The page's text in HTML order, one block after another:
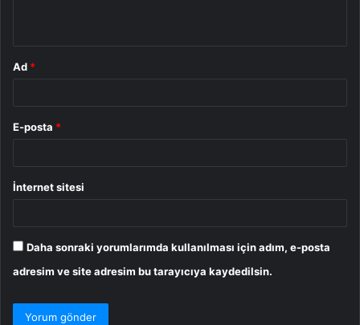
Ad *
E-posta *
İnternet sitesi
Daha sonraki yorumlarımda kullanılması için adım, e-posta
adresim ve site adresim bu tarayıcıya kaydedilsin.